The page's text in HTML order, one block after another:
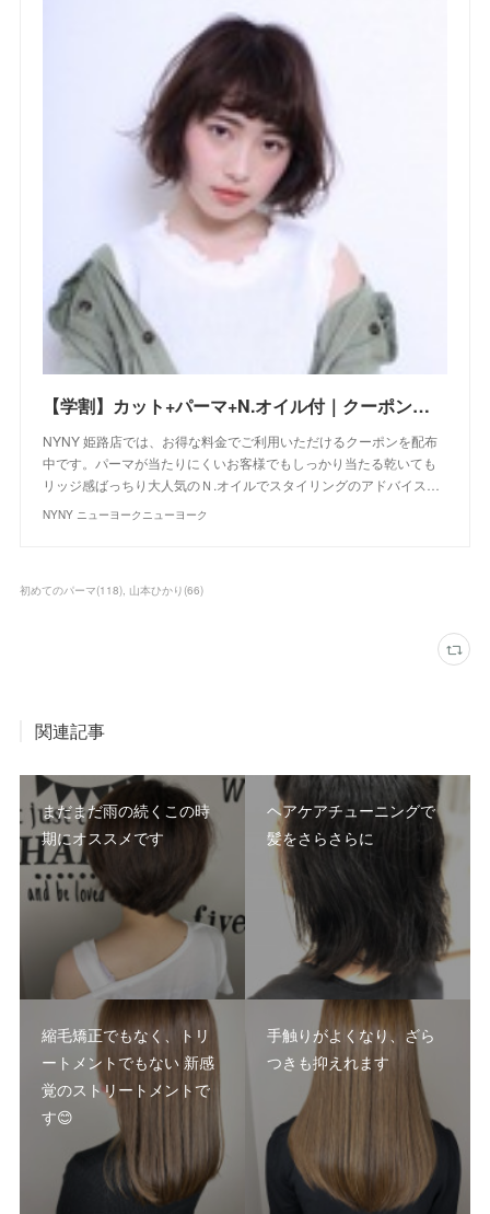
【学割】カット+パーマ+N.オイル付｜クーポン｜美容室 NYNY NYNY 姫路店｜ヘアサロン・美容院｜ニューヨークニューヨーク
NYNY 姫路店では、お得な料金でご利用いただけるクーポンを配布
中です。パーマが当たりにくいお客様でもしっかり当たる乾いても
リッジ感ばっちり大人気のＮ.オイルでスタイリングのアドバイス…
NYNY ニューヨークニューヨーク
初めてのパーマ(118) 山本ひかり (66)
関連記事
まだまだ雨の続くこの時
期にオススメです
ヘアケアチューニングで
髪をさらさらに
縮毛矯正でもなく、トリ
ートメントでもない 新感
覚のストリートメントで
す😊
手触りがよくなり、ざら
つきも抑えれます